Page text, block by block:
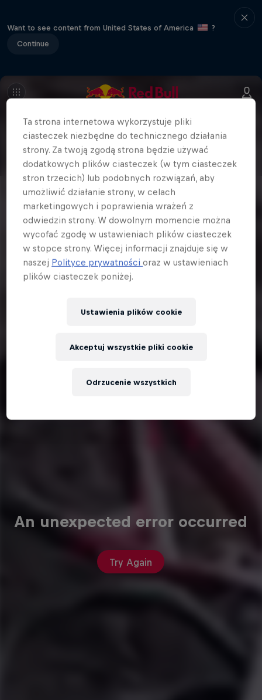
Want to see content from United States of America
?
Continue
An unexpected error occurred
Try Again
Ta strona internetowa wykorzystuje pliki
ciasteczek niezbędne do technicznego działania
strony. Za twoją zgodą strona będzie używać
dodatkowych plików ciasteczek (w tym ciasteczek
stron trzecich) lub podobnych rozwiązań, aby
umożliwić działanie strony, w celach
marketingowych i poprawienia wrażeń z
odwiedzin strony. W dowolnym momencie można
wycofać zgodę w ustawieniach plików ciasteczek
w stopce strony. Więcej informacji znajduje się w
naszej Polityce prywatnościoraz w ustawieniach
plików ciasteczek poniżej.
Ustawienia plików cookie
Odrzucenie wszystkich
Akceptuj wszystkie pliki cookie